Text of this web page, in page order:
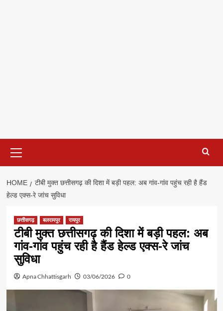
Menu
HOME
टीबी मुक्त छत्तीसगढ़ की दिशा में बड़ी पहल: अब गांव-गांव पहुंच रही है हैंड
हेल्ड एक्स-रे जांच सुविधा
छत्तीसगढ़ बलरामपुर रायपुर
टीबी मुक्त छत्तीसगढ़ की दिशा में बड़ी पहल: अब
गांव-गांव पहुंच रही है हैंड हेल्ड एक्स-रे जांच
सुविधा
Apna Chhattisgarh 03/06/2026 0